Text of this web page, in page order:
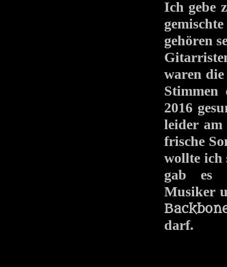
Ich gebe
gehören
waren
2016
leider am
frische
wollte ich
gab es
Musiker
darf.